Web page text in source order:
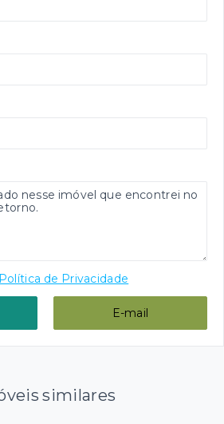
Política de Privacidade
E-mail
similares